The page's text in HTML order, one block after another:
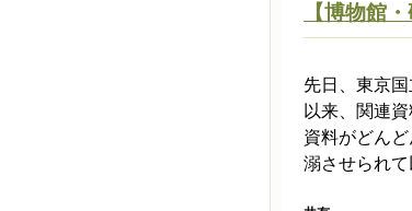
【博物館
先日、東京
以来、関連
資料がどん
溺させられ